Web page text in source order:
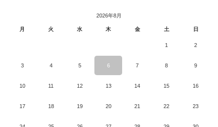
2026年8月
月 火 水 木 金 土 日
1 2
3 4 5 6 7 8 9
10 11 12 13 14 15 16
17 18 19 20 21 22 23